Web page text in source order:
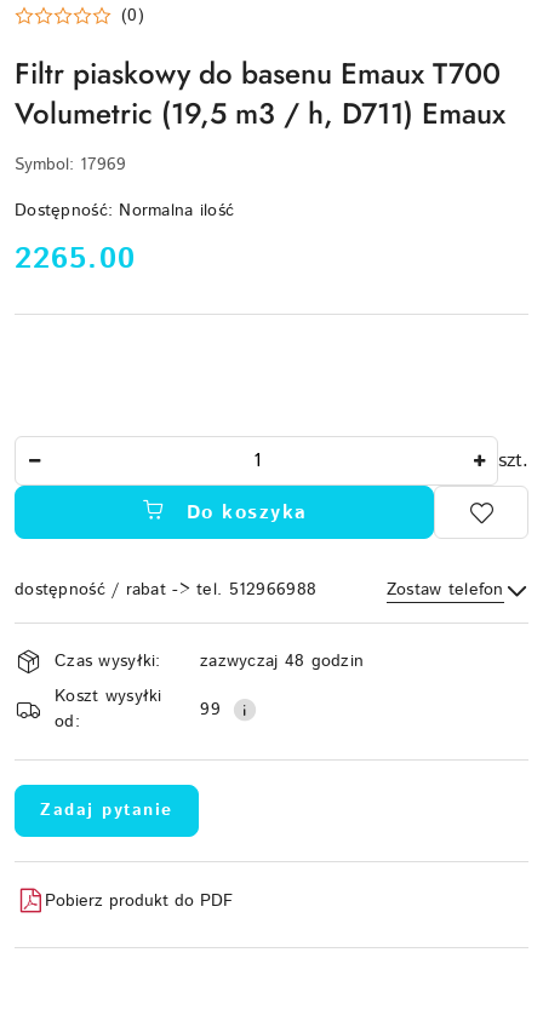
(0)
Filtr piaskowy do basenu Emaux T700
Volumetric (19,5 m3 / h, D711) Emaux
Symbol: 17969
Dostępność: Normalna ilość
cena:
2265.00
szt.
Do koszyka
dostępność / rabat -> tel. 512966988 Zostaw telefon
Wyślij
Dostępność
i
dostawa
Czas wysyłki:
zazwyczaj 48 godzin
Koszt wysyłki
od:
99
Zadaj pytanie
Pobierz produkt do PDF